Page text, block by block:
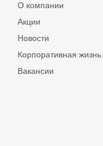
О компании
Акции
Новости
Корпоративная жизнь
Вакансии